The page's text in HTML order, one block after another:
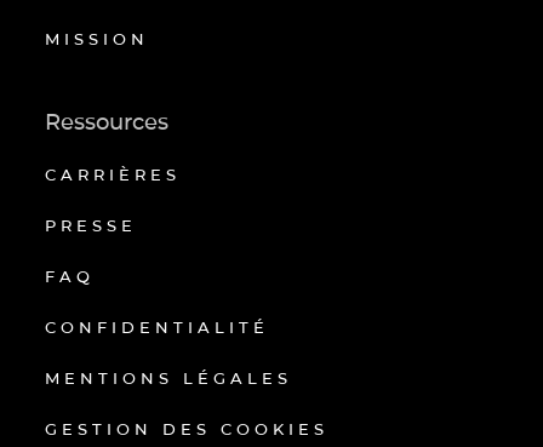
MISSION
Ressources
CARRIÈRES
PRESSE
FAQ
CONFIDENTIALITÉ
MENTIONS LÉGALES
GESTION DES COOKIES